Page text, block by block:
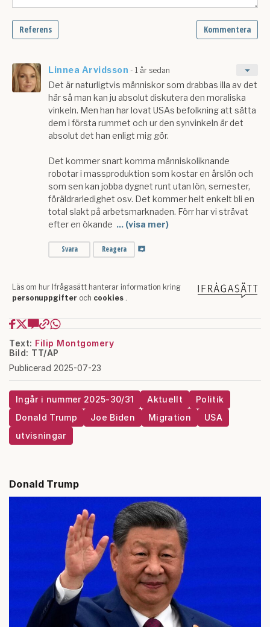
Text: Filip Montgomery
Bild: TT/AP
Publicerad 2025-07-23
Ingår i nummer 2025-30/31 Aktuellt
Politik
Donald Trump
Joe Biden Migration
USA
utvisningar
Donald Trump